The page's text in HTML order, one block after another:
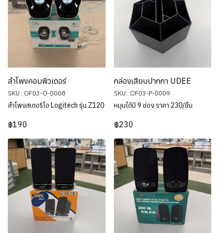
ลำโพงคอมพิวเตอร์
SKU : OF03-O-0008
ลำโพงสเตอริโอ Logitech รุ่น Z120
฿190
กล่องเสียบปากกา UDEE
SKU : OF03-P-0009
หมุนได้มี 9 ช่อง ราคา 230/ชิ้น
฿230